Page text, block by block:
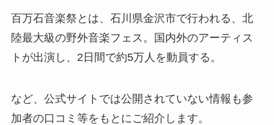
百万石音楽祭とは、石川県金沢市で行われる、北
陸最大級の野外音楽フェス。国内外のアーティス
トが出演し、2日間で約5万人を動員する。
など、公式サイトでは公開されていない情報も参
加者の口コミ等をもとにご紹介します。